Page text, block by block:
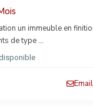
un immeuble en
de type...
Email